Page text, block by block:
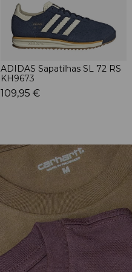
ADIDAS Sapatilhas SL 72 RS
KH9673
109,95 €